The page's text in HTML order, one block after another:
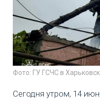
Фото: ГУ ГСЧС в
Сегодня утром, 14